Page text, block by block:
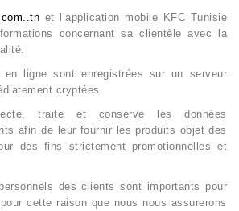
et l’application mobile KFC Tunisie
concernant sa clientèle avec la
en ligne sont enregistrées sur un serveur
cryptées.
traite et conserve les données
afin de leur fournir les produits objet des
des fins strictement promotionnelles et
des clients sont importants pour
cette raison que nous nous assurerons